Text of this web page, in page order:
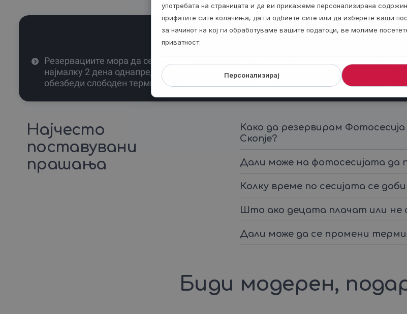
Совети
Резервациите мора да се направат
најмалку 2 дена однапред за да се
обезбеди слободен термин во студиото.
минути пред почетокот за да се
подготват децата за фотосесијата.
Најчесто
поставувани
прашања
Како да резервирам
Скопје?
Дали може на фотосесијата да
Колку време по сесијата се
Што ако децата плачат или не
Дали може да се промени
Биди модерен,
употребата на страницата и да ви прикажеме персонализирана
прифатите сите колачиња, да ги одбиете сите или да изберете ваши
за начинот на кој ги обработуваме вашите податоци, ве молиме
приватност.
Персонализирај